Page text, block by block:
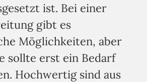
ist. Bei einer
gibt es
Möglichkeiten, aber
sollte erst ein Bedarf
Hochwertig sind aus